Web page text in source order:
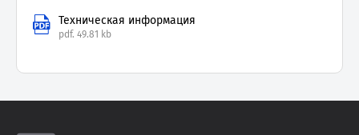
Техническая информация
pdf. 49.81 kb